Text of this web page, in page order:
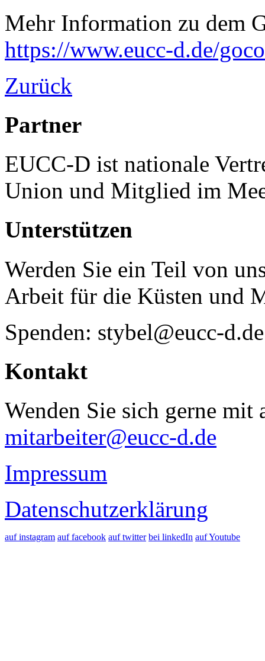
Mehr Information zu dem
https://www.eucc-d.de/
Zurück
Partner
EUCC-D ist nationale
Union und Mitglied im
Unterstützen
Werden Sie ein Teil von
Arbeit für die Küsten und
Spenden: stybel@eucc-d.de
Kontakt
Wenden Sie sich gerne mit
mitarbeiter@eucc-d.de
Impressum
Datenschutzerklärung
auf instagram auf facebook auf twitter bei linkedIn auf Youtube